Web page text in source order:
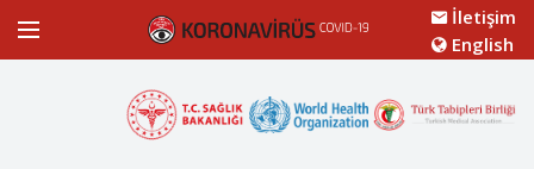
İletişim
English